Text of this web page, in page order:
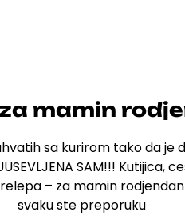
mamin
sa kurirom tako da je
SAM!!! Kutijica,
– za mamin
svaku ste preporuku